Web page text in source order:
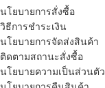
นโยบายการสั่งซื้อ
วิธีการชำระเงิน
นโยบายการจัดส่งสินค้า
ติดตามสถานะสั่งซื้อ
นโยบายความเป็นส่วนตัว